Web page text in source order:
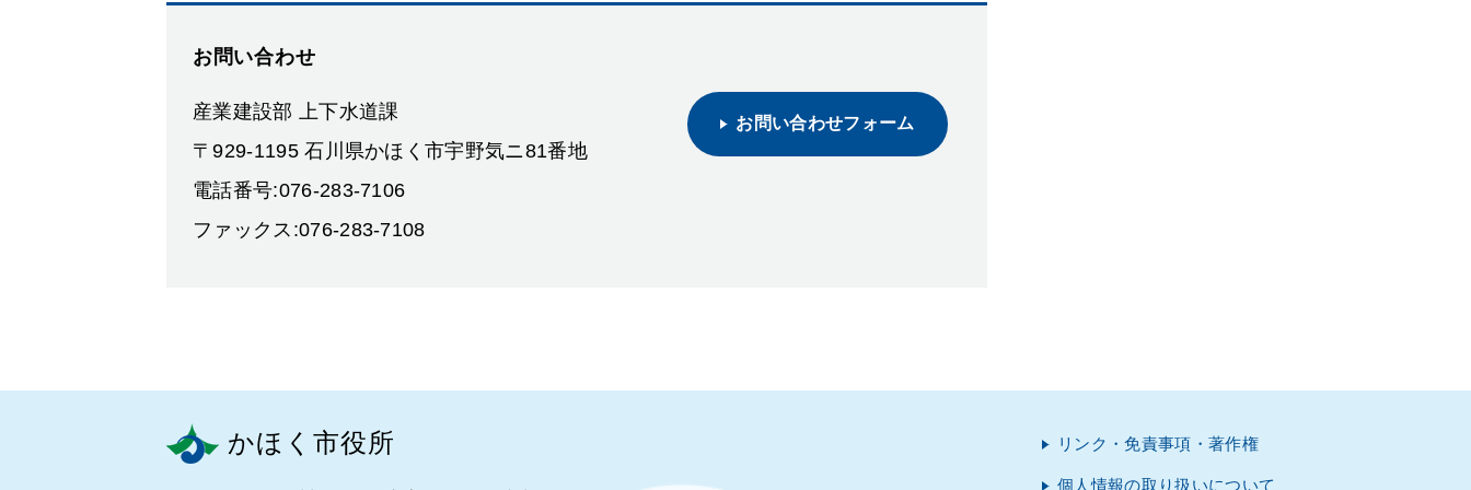
お問い合わせ
産業建設部 上下水道課
〒929-1195 石川県かほく市宇野気ニ81番地
電話番号:076-283-7106
ファックス:076-283-7108
お問い合わせフォーム
かほく市役所 リンク・免責事項・著作権
個人情報の取り扱いについて